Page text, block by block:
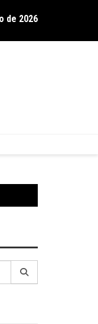
show no Gravador
de 2026